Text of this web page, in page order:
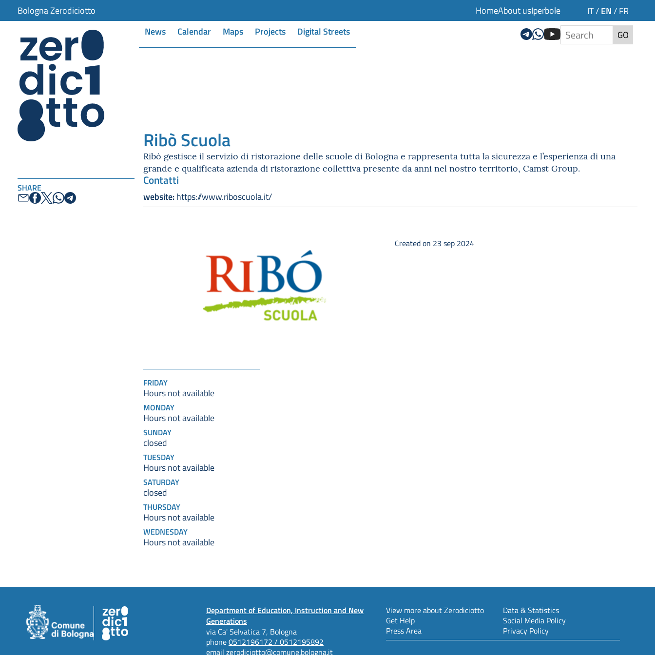
Bologna Zerodiciotto HomeAbout usIperbole IT/ EN / FR
News Calendar Maps Projects Digital Streets GO
SHARE
Ribò Scuola
Ribò gestisce il servizio di ristorazione delle scuole di Bologna e rappresenta tutta la sicurezza e l’esperienza di una
grande e qualificata azienda di ristorazione collettiva presente da anni nel nostro territorio, Camst Group.
Contatti
website: https://www.riboscuola.it/
FRIDAY
Hours not available
MONDAY
Hours not available
SUNDAY
closed
TUESDAY
Hours not available
SATURDAY
closed
THURSDAY
Hours not available
WEDNESDAY
Hours not available
Created on 23 sep 2024
Department of Education, Instruction and New
Generations
via Ca' Selvatica 7, Bologna
phone0512196172 / 0512195892
email zerodiciotto@comune.bologna.it
View more about Zerodiciotto
Get Help
Press Area
Data & Statistics
Social Media Policy
Privacy Policy